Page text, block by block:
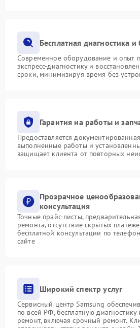
Бесплатная диагностика
Современное оборудование и опыт
экспресс-диагностику и
сроки, минимизируя время без
Гарантия на работы и
Предоставляется
выполненные работы и
защищает клиента от повторных
Прозрачное
консультация
Точные прайс-листы,
ремонта, отсутствие скрытых
бесплатной консультации по
сайте
Широкий спектр услуг
Сервисный центр Samsung
по всей РФ, бесплатную диагностику
ремонт, включая срочный ремонт.